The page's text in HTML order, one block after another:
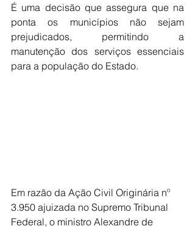
É uma decisão que assegura que na
ponta os municípios não sejam
prejudicados, permitindo a
manutenção dos serviços essenciais
para a população do Estado.
Em razão da Ação Civil Originária nº
3.950 ajuizada no Supremo Tribunal
Federal, o ministro Alexandre de